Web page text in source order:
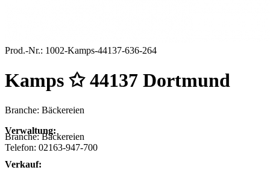
Prod.-Nr.: 1002-Kamps-44137-636-264
Kamps ✩ 44137 Dortmund
Branche: Bäckereien
Verwaltung:
Branche:Bäckereien
Telefon: 02163-947-700
Verkauf: